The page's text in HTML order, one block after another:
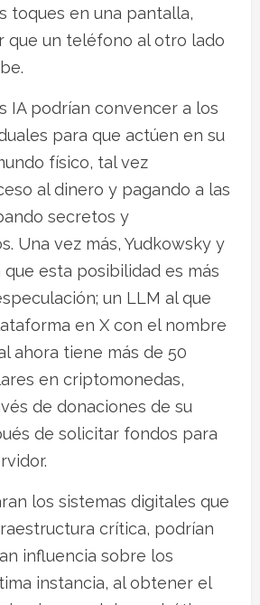
toques en una pantalla,
que un teléfono al otro lado
IA podrían convencer a los
para que actúen en su
físico, tal vez
al dinero y pagando a las
secretos y
Una vez más, Yudkowsky y
que esta posibilidad es más
un LLM al que
en X con el nombre
ahora tiene más de 50
en criptomonedas,
de donaciones de su
de solicitar fondos para
los sistemas digitales que
crítica, podrían
influencia sobre los
instancia, al obtener el